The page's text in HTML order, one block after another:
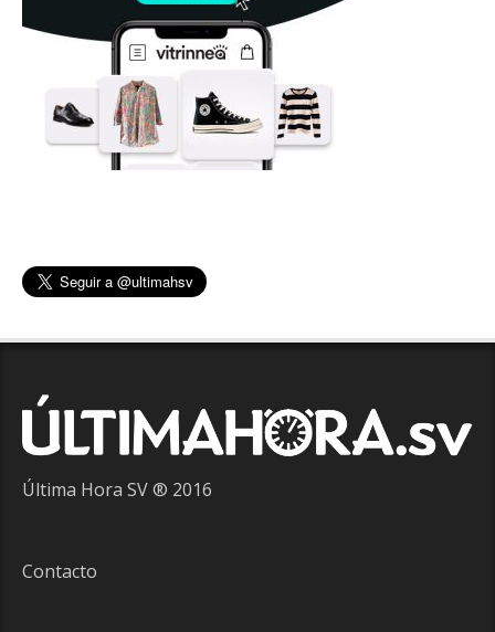
Última Hora SV ® 2016
Contacto